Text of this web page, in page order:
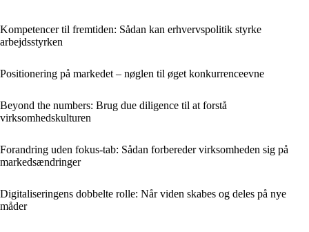
Kompetencer til fremtiden: Sådan kan erhvervspolitik styrke
arbejdsstyrken
Positionering på markedet – nøglen til øget konkurrenceevne
Beyond the numbers: Brug due diligence til at forstå
virksomhedskulturen
Forandring uden fokus-tab: Sådan forbereder virksomheden sig på
markedsændringer
Digitaliseringens dobbelte rolle: Når viden skabes og deles på nye
måder